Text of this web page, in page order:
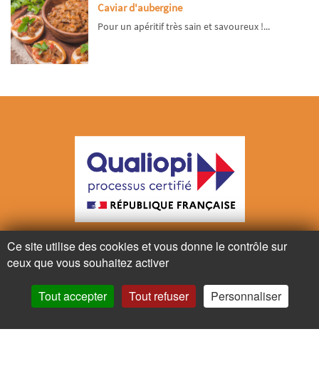
Caviar d'aubergine
Pour un apéritif très sain et savoureux !...
La certification a été délivrée au titre de l’action suivante:
Actions de formation
Pour votre santé, mangez au moins cinq fruits et légumes par jour.
Ce site utilise des cookies et vous donne le contrôle sur
ceux que vous souhaitez activer
Tout accepter Tout refuser Personnaliser